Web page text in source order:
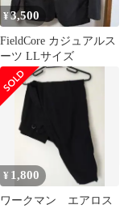
¥3,500
FieldCore カジュアルス
ーツ LLサイズ
¥ 1,800
ワークマン エアロス